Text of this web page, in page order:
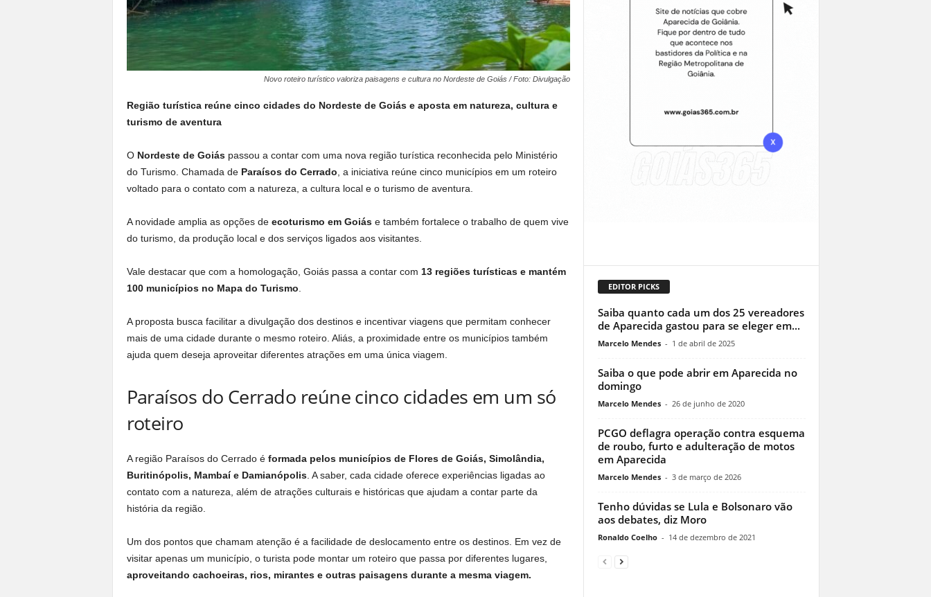
Novo roteiro turístico valoriza paisagens e cultura no Nordeste de Goiás / Foto: Divulgação
Região turística reúne cinco cidades do Nordeste de Goiás e aposta em natureza, cultura e
turismo de aventura
O Nordeste de Goiáspassou a contar com uma nova região turística reconhecida pelo Ministério
do Turismo. Chamada de Paraísos do Cerrado , a iniciativa reúne cinco municípios em um roteiro
voltado para o contato com a natureza, a cultura local e o turismo de aventura.
A novidade amplia as opções de ecoturismo em Goiáse também fortalece o trabalho de quem vive
do turismo, da produção local e dos serviços ligados aos visitantes.
Vale destacar que com a homologação, Goiás passa a contar com 13 regiões turísticas e mantém
100 municípios no Mapa do Turismo
A proposta busca facilitar a divulgação dos destinos e incentivar viagens que permitam conhecer
mais de uma cidade durante o mesmo roteiro. Aliás, a proximidade entre os municípios também
ajuda quem deseja aproveitar diferentes atrações em uma única viagem.
Paraísos do Cerrado reúne cinco cidades em um só
roteiro
A região Paraísos do Cerrado é formada pelos municípios de Flores de Goiás, Simolândia,
Buritinópolis, Mambaí e Damianópolis. A saber, cada cidade oferece experiências ligadas ao
contato com a natureza, além de atrações culturais e históricas que ajudam a contar parte da
história da região.
Um dos pontos que chamam atenção é a facilidade de deslocamento entre os destinos. Em vez de
visitar apenas um município, o turista pode montar um roteiro que passa por diferentes lugares,
aproveitando cachoeiras, rios, mirantes e outras paisagens durante a mesma viagem.
EDITOR PICKS
Saiba quanto cada um dos 25 vereadores
de Aparecida gastou para se eleger em...
Marcelo Mendes - 1 de abril de 2025
Saiba o que pode abrir em Aparecida no
domingo
Marcelo Mendes - 26 de junho de 2020
PCGO deflagra operação contra esquema
de roubo, furto e adulteração de motos
em Aparecida
Marcelo Mendes - 3 de março de 2026
Tenho dúvidas se Lula e Bolsonaro vão
aos debates, diz Moro
Ronaldo Coelho - 14 de dezembro de 2021